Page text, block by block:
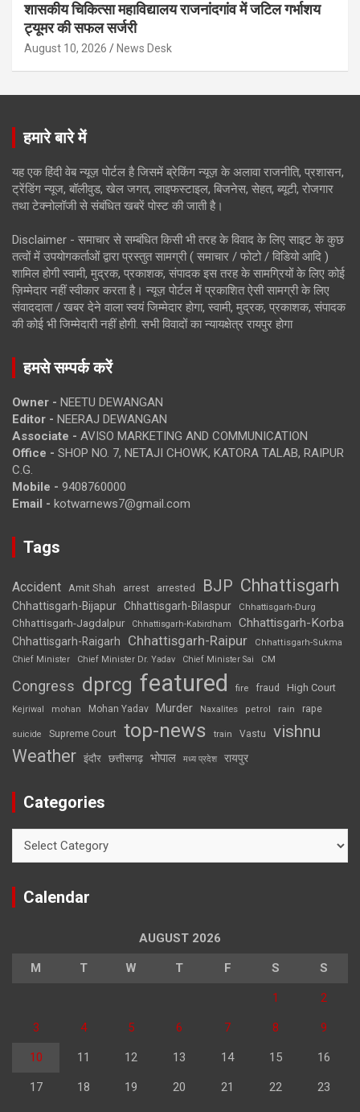
शासकीय चिकित्सा महाविद्यालय राजनांदगांव में जटिल गर्भाशय
ट्यूमर की सफल सर्जरी
August 10, 2026 News Desk
हमारे बारे में
यह एक हिंदी वेब न्यूज़ पोर्टल है जिसमें ब्रेकिंग न्यूज़ के अलावा राजनीति, प्रशासन,
ट्रेंडिंग न्यूज, बॉलीवुड, खेल जगत, लाइफस्टाइल, बिजनेस, सेहत, ब्यूटी, रोजगार
तथा टेक्नोलॉजी से संबंधित खबरें पोस्ट की जाती है।
Disclaimer - समाचार से सम्बंधित किसी भी तरह के विवाद के लिए साइट के कुछ
तत्वों में उपयोगकर्ताओं द्वारा प्रस्तुत सामग्री ( समाचार / फोटो / विडियो आदि )
शामिल होगी स्वामी, मुद्रक, प्रकाशक, संपादक इस तरह के सामग्रियों के लिए कोई
ज़िम्मेदार नहीं स्वीकार करता है। न्यूज़ पोर्टल में प्रकाशित ऐसी सामग्री के लिए
संवाददाता / खबर देने वाला स्वयं जिम्मेदार होगा, स्वामी, मुद्रक, प्रकाशक, संपादक
की कोई भी जिम्मेदारी नहीं होगी. सभी विवादों का न्यायक्षेत्र रायपुर होगा
हमसे सम्पर्क करें
Owner - NEETU DEWANGAN
Editor - NEERAJ DEWANGAN
Associate - AVISO MARKETING AND COMMUNICATION
Office - SHOP NO. 7, NETAJI CHOWK, KATORA TALAB, RAIPUR
C.G.
Mobile - 9408760000
Email - kotwarnews7@gmail.com
Tags
Accident Amit Shah arrest arrested BJP Chhattisgarh
Chhattisgarh-Bijapur Chhattisgarh-Bilaspur Chhattisgarh-Durg
Chhattisgarh-Jagdalpur Chhattisgarh-Kabirdham Chhattisgarh-Korba
Chhattisgarh-Raigarh Chhattisgarh-Raipur
Chhattisgarh-Sukma
Chief Minister
Chief Minister Dr. Yadav Chief Minister Sai CM
Congress dprcg featured fire fraud High Court
Kejriwal mohan Mohan Yadav Murder Naxalites petrol rain rape
suicide Supreme Court top-news train Vastu vishnu
Weather इंदौर छत्तीसगढ़ भोपाल मध्य प्रदेश रायपुर
Categories
Calendar
AUGUST 2026
M T W T F S S
1 2
3 4 5 6 7 8 9
10 11 12 13 14 15 16
17 18 19 20 21 22 23